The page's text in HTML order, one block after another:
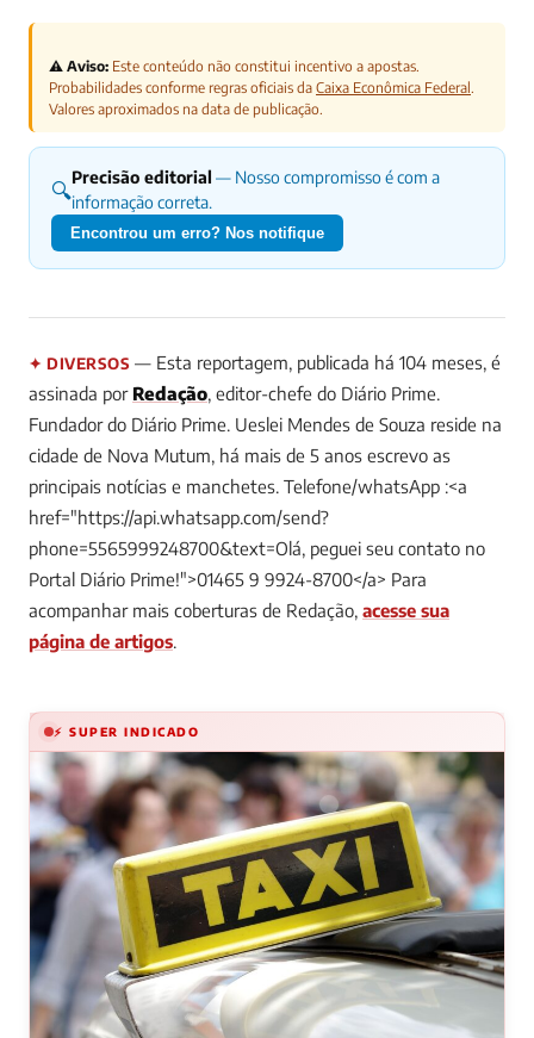
⚠️ Aviso: Este conteúdo não constitui incentivo a apostas.
Probabilidades conforme regras oficiais da Caixa Econômica Federal.
Valores aproximados na data de publicação.
🔍Precisão editorial — Nosso compromisso é com a
informação correta.
Encontrou um erro? Nos notifique
✦ DIVERSOS — Esta reportagem, publicada há 104 meses, é
assinada por Redação, editor-chefe do Diário Prime.
Fundador do Diário Prime. Ueslei Mendes de Souza reside na
cidade de Nova Mutum, há mais de 5 anos escrevo as
principais notícias e manchetes. Telefone/whatsApp :<a
href="https://api.whatsapp.com/send?
phone=5565999248700&text=Olá, peguei seu contato no
Portal Diário Prime!">01465 9 9924-8700</a> Para
acompanhar mais coberturas de Redação, acesse sua
página de artigos.
⚡ SUPER INDICADO